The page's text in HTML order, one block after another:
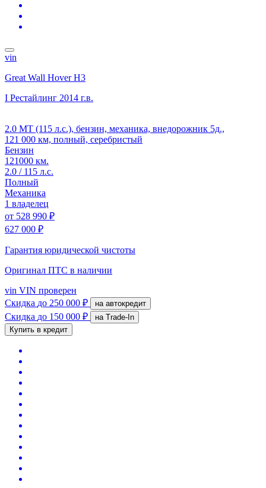
vin
Great Wall Hover H3
I Рестайлинг 2014 г.в.
2.0 MT (115 л.с.), бензин, механика, внедорожник 5д.,
121 000 км, полный, серебристый
Бензин
121000 км.
2.0 / 115 л.с.
Полный
Механика
1 владелец
от 528 990 ₽
627 000 ₽
Гарантия юридической чистоты
Оригинал ПТС в наличии
vin VIN проверен
Скидка до 250 000 ₽ на автокредит
Скидка до 150 000 ₽
на Trade-In
Купить в кредит